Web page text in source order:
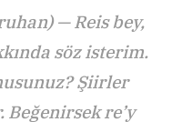
— Reis bey,
söz isterim.
Şiirler
re’y